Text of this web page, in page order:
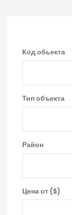
Код обьекта
Тип объекта
Район
Цена от ($)